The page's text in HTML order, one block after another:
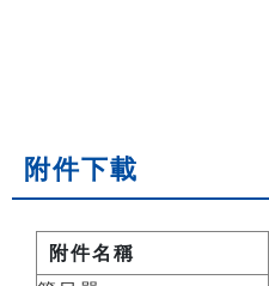
附件下載
附件名稱